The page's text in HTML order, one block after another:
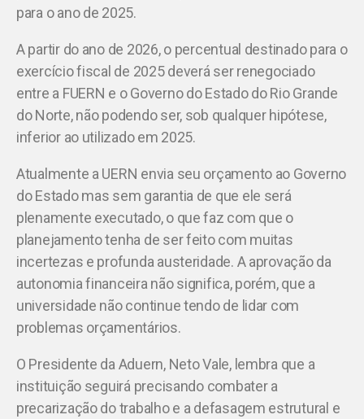
para o ano de 2025.
A partir do ano de 2026, o percentual destinado para o
exercício fiscal de 2025 deverá ser renegociado
entre a FUERN e o Governo do Estado do Rio Grande
do Norte, não podendo ser, sob qualquer hipótese,
inferior ao utilizado em 2025.
Atualmente a UERN envia seu orçamento ao Governo
do Estado mas sem garantia de que ele será
plenamente executado, o que faz com que o
planejamento tenha de ser feito com muitas
incertezas e profunda austeridade. A aprovação da
autonomia financeira não significa, porém, que a
universidade não continue tendo de lidar com
problemas orçamentários.
O Presidente da Aduern, Neto Vale, lembra que a
instituição seguirá precisando combater a
precarização do trabalho e a defasagem estrutural e